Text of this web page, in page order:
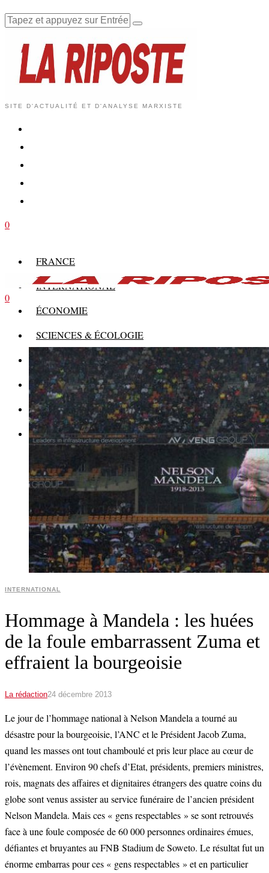
SITE D'ACTUALITÉ ET D'ANALYSE MARXISTE
0
FRANCE
INTERNATIONAL
ÉCONOMIE
SCIENCES & ÉCOLOGIE
HISTOIRE
THÉORIE
CULTURE
MULTIMÉDIAS
0
INTERNATIONAL
Hommage à Mandela : les huées
de la foule embarrassent Zuma et
effraient la bourgeoisie
La rédaction24 décembre 2013
Le jour de l’hommage national à Nelson Mandela a tourné au
désastre pour la bourgeoisie, l’ANC et le Président Jacob Zuma,
quand les masses ont tout chamboulé et pris leur place au cœur de
l’évènement. Environ 90 chefs d’Etat, présidents, premiers ministres,
rois, magnats des affaires et dignitaires étrangers des quatre coins du
globe sont venus assister au service funéraire de l’ancien président
Nelson Mandela. Mais ces « gens respectables » se sont retrouvés
face à une foule composée de 60 000 personnes ordinaires émues,
défiantes et bruyantes au FNB Stadium de Soweto. Le résultat fut un
énorme embarras pour ces « gens respectables » et en particulier